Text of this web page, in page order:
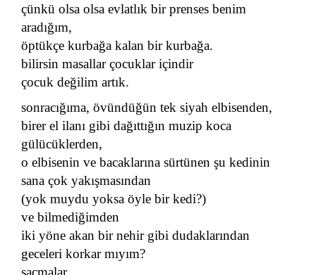
çünkü olsa olsa evlatlık bir prenses benim
aradığım,
öptükçe kurbağa kalan bir kurbağa.
bilirsin masallar çocuklar içindir
çocuk değilim artık.
sonracığıma, övündüğün tek siyah elbisenden,
birer el ilanı gibi dağıttığın muzip koca
gülücüklerden,
o elbisenin ve bacaklarına sürtünen şu kedinin
sana çok yakışmasından
(yok muydu yoksa öyle bir kedi?)
ve bilmediğimden
iki yöne akan bir nehir gibi dudaklarından
geceleri korkar mıyım?
saçmalar